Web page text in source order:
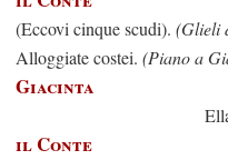
(Eccovi cinque scudi). (Glieli
Alloggiate costei. (Piano a
Giacinta
Ella è
il Conte